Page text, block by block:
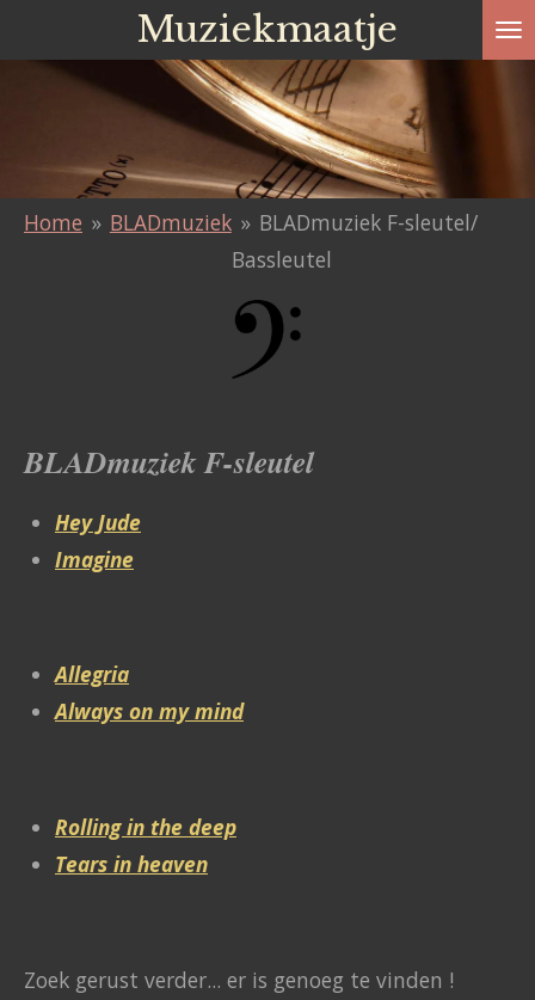
direct
hoofdinhoud
Muziekmaatje
Home » BLADmuziek » BLADmuziek F-sleutel/
Bassleutel
BLADmuziek F-sleutel
Hey Jude
Imagine
Allegria
Always on my mind
Rolling in the deep
Tears in heaven
Zoek gerust verder... er is genoeg te vinden !